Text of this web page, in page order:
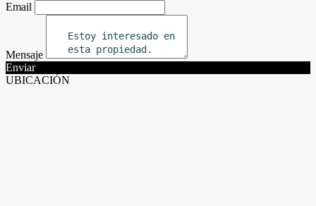
Email
Mensaje
Enviar
UBICACIÓN